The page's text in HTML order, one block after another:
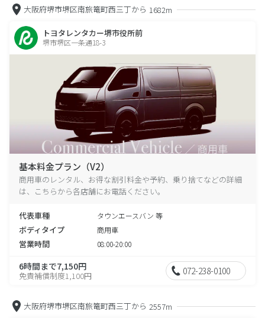
大阪府堺市堺区南旅篭町西三丁から 1682m
トヨタレンタカー堺市役所前
堺市堺区一条通18-3
基本料金プラン（V2）
商用車のレンタル、お得な割引料金や予約、乗り捨てなどの詳細
は、こちらから各店舗にお電話ください。
代表車種 タウンエースバン 等
ボディタイプ 商用車
営業時間 08:00-20:00
6時間まで7,150円
免責補償制度1,100円 072-238-0100
大阪府堺市堺区南旅篭町西三丁から 2557m